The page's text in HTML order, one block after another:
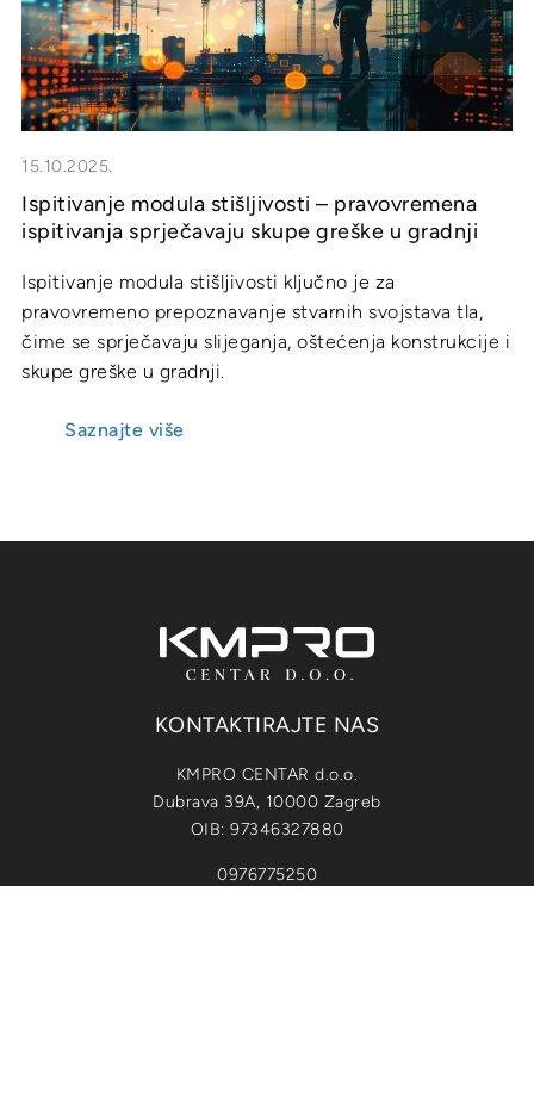
15.10.2025.
Ispitivanje modula stišljivosti – pravovremena
ispitivanja sprječavaju skupe greške u gradnji
Ispitivanje modula stišljivosti ključno je za
pravovremeno prepoznavanje stvarnih svojstava tla,
čime se sprječavaju slijeganja, oštećenja konstrukcije i
skupe greške u gradnji.
Saznajte više
KONTAKTIRAJTE NAS
KMPRO CENTAR d.o.o.
Dubrava 39A, 10000 Zagreb
OIB: 97346327880
0976775250